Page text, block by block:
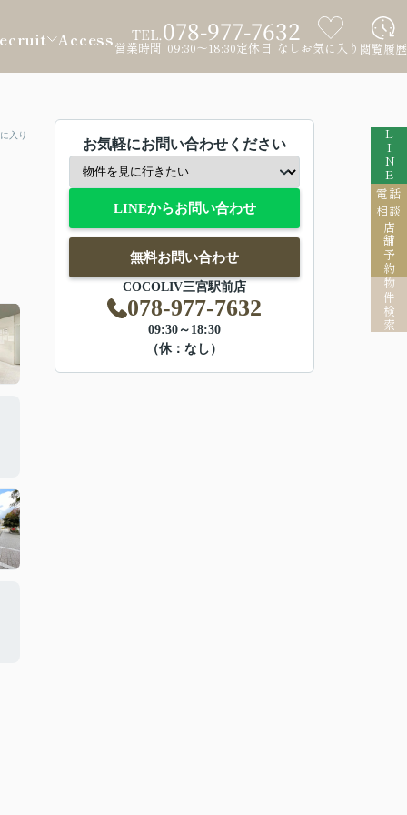
Access TEL.078-977-7632
営業時間 09:30～18:30定休日 なし お気に入り 閲覧履歴
LINE
電話
相談
店舗予約
物件検索
入り
お気軽にお問い合わせください
LINEからお問い合わせ
無料お問い合わせ
COCOLIV三宮駅前店
078-977-7632
09:30～18:30
（休：なし）